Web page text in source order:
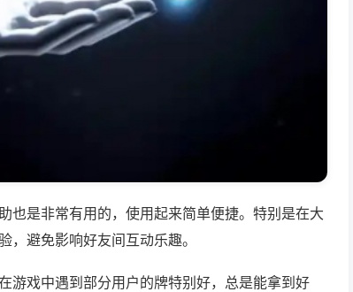
也是非常有用的，使用起来简单便捷。特别是在大
，避免影响好友间互动乐趣。
游戏中遇到部分用户的牌特别好，总是能拿到好